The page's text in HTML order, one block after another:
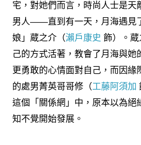
宅，對她們而言，時尚人士是天
男人——直到有一天，月海遇見
娘」蔵之介（瀨戶康史 飾）。蔵
己的方式活著，教會了月海與她
更勇敢的心情面對自己，而因緣
的處男菁英哥哥修（工藤阿須加
這個「關係網」中，原本以為絕
知不覺開始發展。